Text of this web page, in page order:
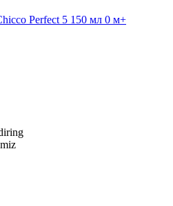
Perfect 5 150 мл 0 м+